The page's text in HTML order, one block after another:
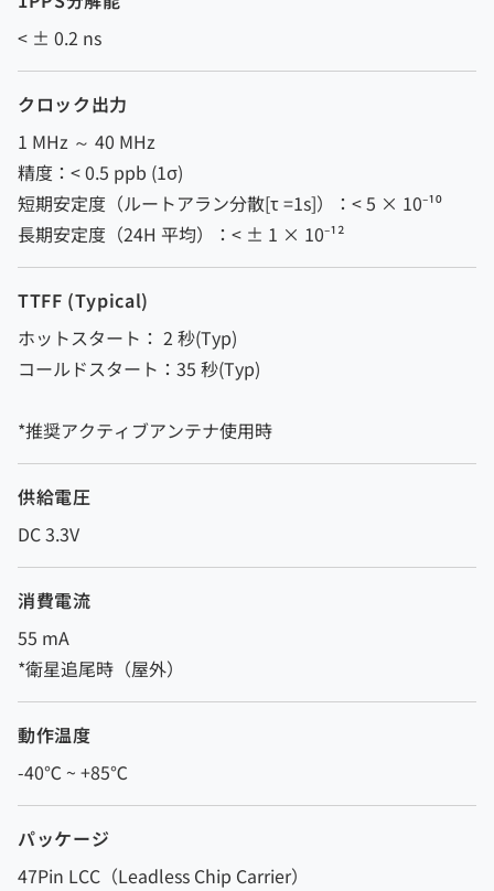
< ± 0.2 ns
クロック出力
1 MHz ～ 40 MHz
精度：< 0.5 ppb (1σ)
短期安定度（ルートアラン分散[τ =1s]）：< 5 × 10⁻¹⁰
長期安定度（24H 平均）：< ± 1 × 10⁻¹²
TTFF (Typical)
ホットスタート： 2 秒(Typ)
コールドスタート：35 秒(Typ)
*推奨アクティブアンテナ使用時
供給電圧
DC 3.3V
消費電流
55 mA
*衛星追尾時（屋外）
動作温度
-40℃ ~ +85℃
パッケージ
47Pin LCC（Leadless Chip Carrier）